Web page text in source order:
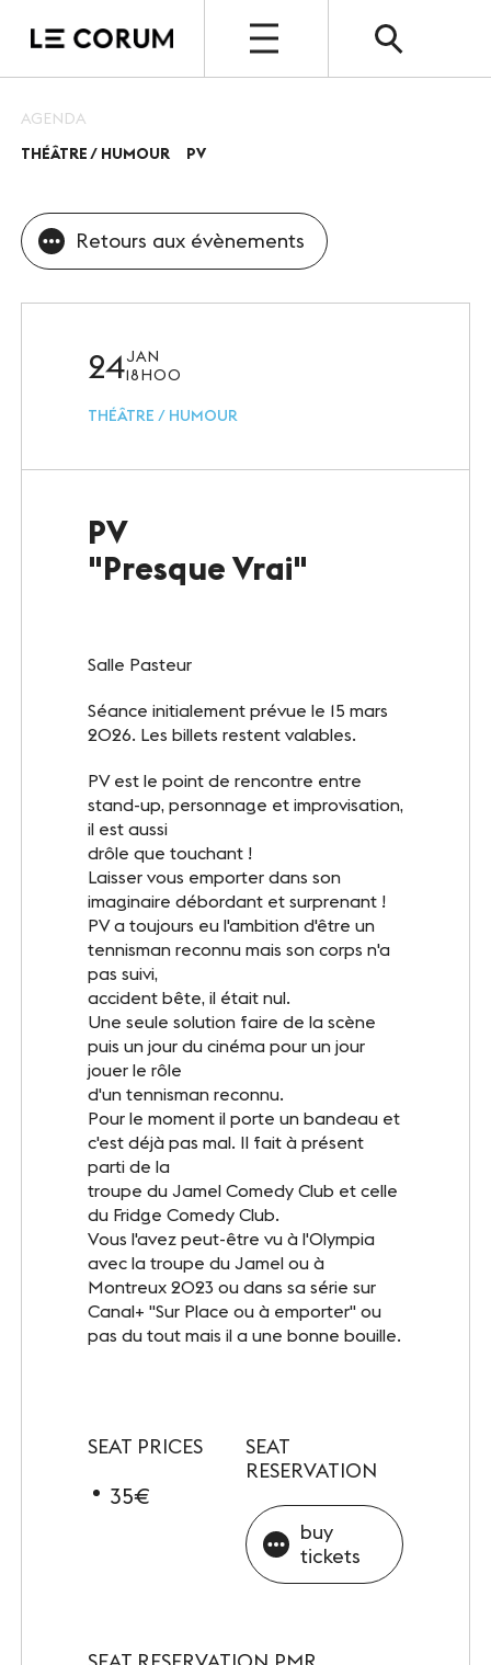
ESPACE PRO
Nos espaces
Vos évènements, nos références
Nos services
Nos offres spéciales
Le Club
Notre savoir-faire
Photothèque
Agenda
Billetterie
Actualités
INFOS PRATIQUES
Accès
Accessibilité PMR
Restauration et hébergement
Sécurité et protocole sanitaire
Objets perdus et trouvés
Contact
AGENDA
THÉÂTRE / HUMOUR
PV
Retours aux évènements
24JAN
18H00
THÉÂTRE / HUMOUR
PV
"Presque Vrai"
Salle Pasteur
Séance initialement prévue le 15 mars
2026. Les billets restent valables.
PV est le point de rencontre entre
stand-up, personnage et improvisation,
il est aussi
drôle que touchant !
Laisser vous emporter dans son
imaginaire débordant et surprenant !
PV a toujours eu l'ambition d'être un
tennisman reconnu mais son corps n'a
pas suivi,
accident bête, il était nul.
Une seule solution faire de la scène
puis un jour du cinéma pour un jour
jouer le rôle
d'un tennisman reconnu.
Pour le moment il porte un bandeau et
c'est déjà pas mal. Il fait à présent
parti de la
troupe du Jamel Comedy Club et celle
du Fridge Comedy Club.
Vous l'avez peut-être vu à l'Olympia
avec la troupe du Jamel ou à
Montreux 2023 ou dans sa série sur
Canal+ "Sur Place ou à emporter" ou
pas du tout mais il a une bonne bouille.
SEAT PRICES
35€
SEAT
RESERVATION
buy
tickets